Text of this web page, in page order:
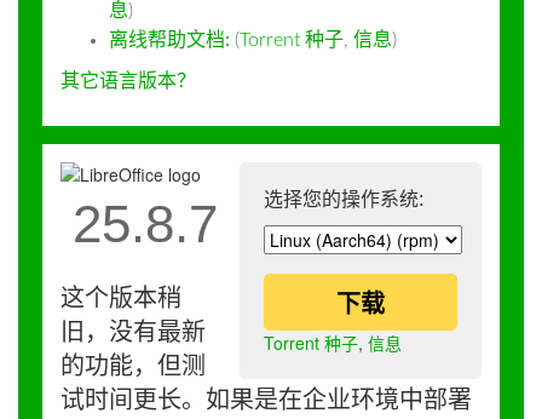
息)
离线帮助文档: (Torrent 种子, 信息)
其它语言版本？
选择您的操作系统:
下载
Torrent 种子, 信息
25.8.7
这个版本稍
旧，没有最新
的功能，但测
试时间更长。如果是在企业环境中部署